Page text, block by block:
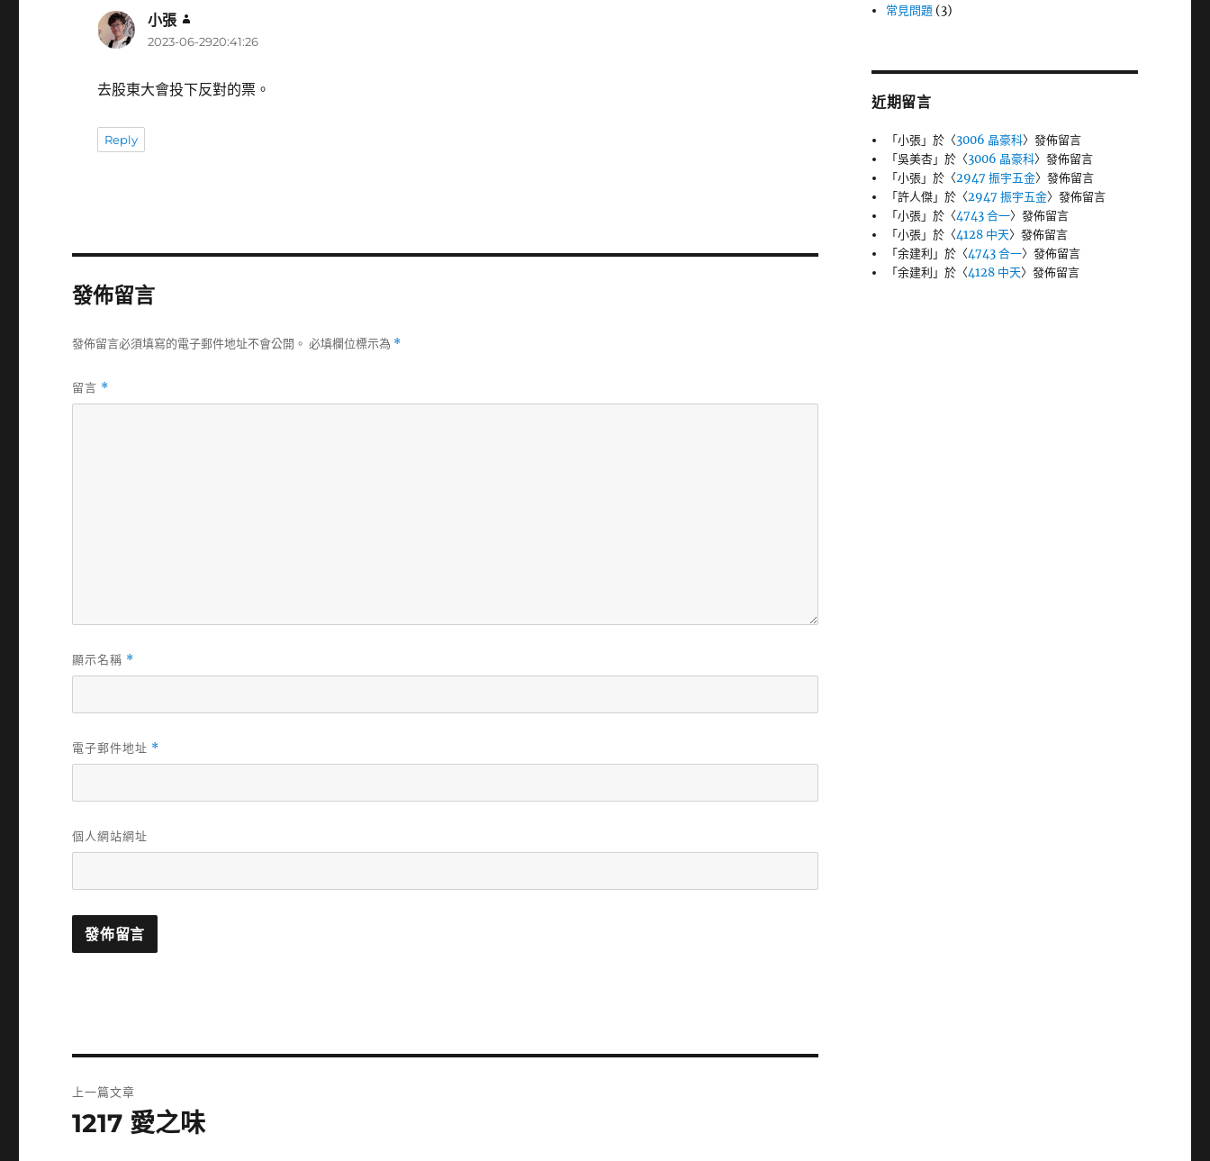
小張
示:
2023-06-2920:41:26
去股東大會投下反對的票。
Reply
發佈留言
發佈留言必須填寫的電子郵件地址不會公開。 必填欄位標示為 *
留言 *
顯示名稱 *
電子郵件地址 *
個人網站網址
章
上一篇文章
上
1217 愛之味
常見問題 (3)
近期留言
「小張」於〈3006 晶豪科〉發佈留言
「吳美杏」於〈3006 晶豪科〉發佈留言
「小張」於〈2947 振宇五金〉發佈留言
「許人傑」於〈2947 振宇五金〉發佈留言
「小張」於〈4743 合一〉發佈留言
「小張」於〈4128 中天〉發佈留言
「余建利 」於〈4743 合一〉發佈留言
「余建利 」於〈4128 中天〉發佈留言